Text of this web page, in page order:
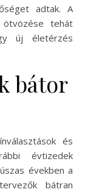
adtak. A
tehát
új életérzés
bátor
és
évtizedek
években a
bátran